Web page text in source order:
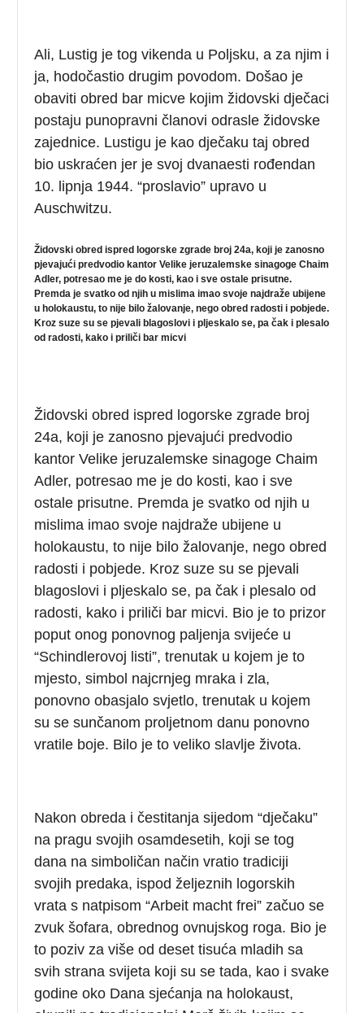
Ali, Lustig je tog vikenda u Poljsku, a za njim i
ja, hodočastio drugim povodom. Došao je
obaviti obred bar micve kojim židovski dječaci
postaju punopravni članovi odrasle židovske
zajednice. Lustigu je kao dječaku taj obred
bio uskraćen jer je svoj dvanaesti rođendan
10. lipnja 1944. “proslavio” upravo u
Auschwitzu.
Židovski obred ispred logorske zgrade broj 24a, koji je zanosno
pjevajući predvodio kantor Velike jeruzalemske sinagoge Chaim
Adler, potresao me je do kosti, kao i sve ostale prisutne.
Premda je svatko od njih u mislima imao svoje najdraže ubijene
u holokaustu, to nije bilo žalovanje, nego obred radosti i pobjede.
Kroz suze su se pjevali blagoslovi i pljeskalo se, pa čak i plesalo
od radosti, kako i priliči bar micvi
Židovski obred ispred logorske zgrade broj
24a, koji je zanosno pjevajući predvodio
kantor Velike jeruzalemske sinagoge Chaim
Adler, potresao me je do kosti, kao i sve
ostale prisutne. Premda je svatko od njih u
mislima imao svoje najdraže ubijene u
holokaustu, to nije bilo žalovanje, nego obred
radosti i pobjede. Kroz suze su se pjevali
blagoslovi i pljeskalo se, pa čak i plesalo od
radosti, kako i priliči bar micvi. Bio je to prizor
poput onog ponovnog paljenja svijeće u
“Schindlerovoj listi”, trenutak u kojem je to
mjesto, simbol najcrnjeg mraka i zla,
ponovno obasjalo svjetlo, trenutak u kojem
su se sunčanom proljetnom danu ponovno
vratile boje. Bilo je to veliko slavlje života.
Nakon obreda i čestitanja sijedom “dječaku”
na pragu svojih osamdesetih, koji se tog
dana na simboličan način vratio tradiciji
svojih predaka, ispod željeznih logorskih
vrata s natpisom “Arbeit macht frei” začuo se
zvuk šofara, obrednog ovnujskog roga. Bio je
to poziv za više od deset tisuća mladih sa
svih strana svijeta koji su se tada, kao i svake
godine oko Dana sjećanja na holokaust,